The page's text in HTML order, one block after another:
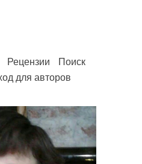
Рецензии
Поиск
для авторов